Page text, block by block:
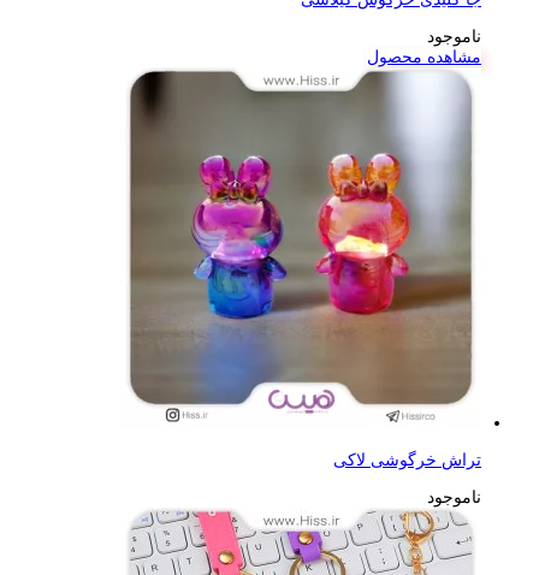
ناموجود
مشاهده محصول
تراش خرگوشی لاکی
ناموجود